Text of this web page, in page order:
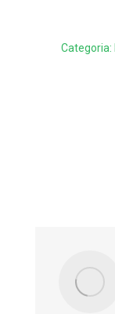
Categoria: